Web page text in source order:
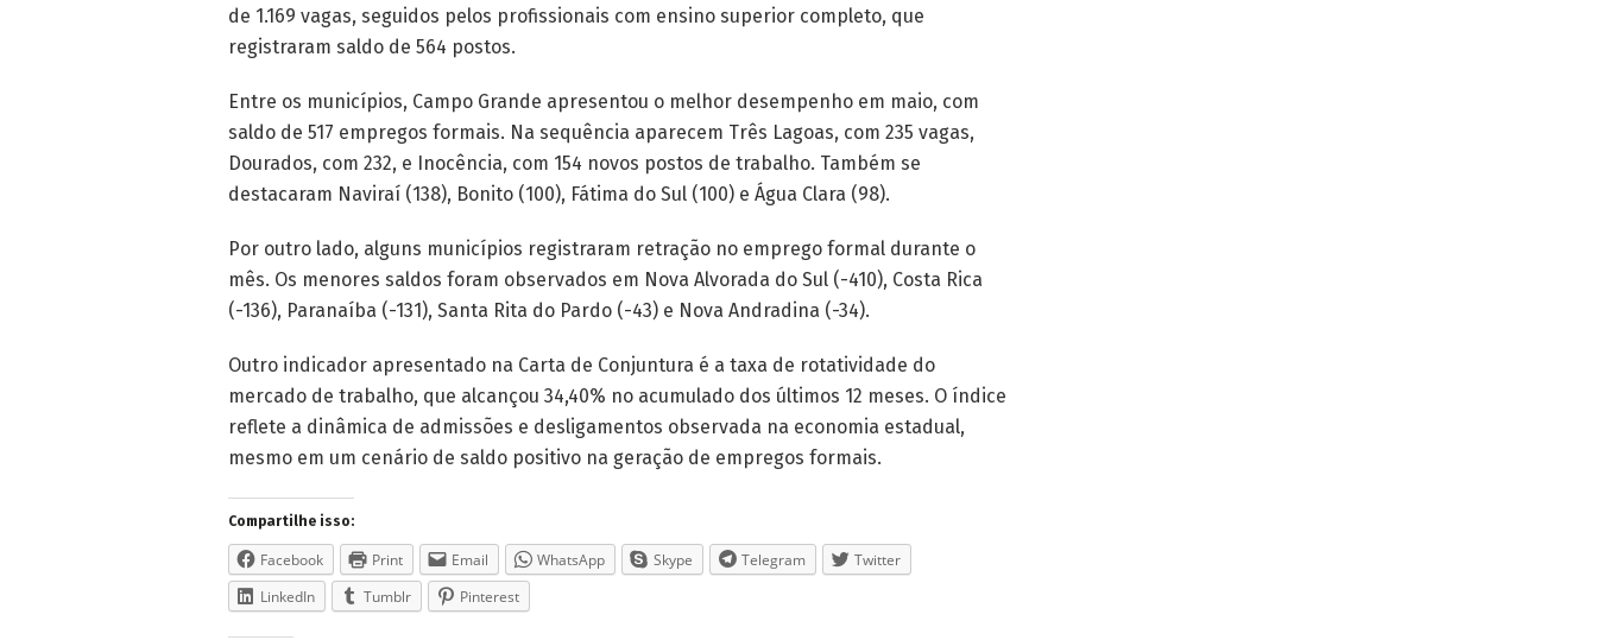
de 1.169 vagas, seguidos pelos profissionais com ensino superior completo, que
registraram saldo de 564 postos.
Entre os municípios, Campo Grande apresentou o melhor desempenho em maio, com
saldo de 517 empregos formais. Na sequência aparecem Três Lagoas, com 235 vagas,
Dourados, com 232, e Inocência, com 154 novos postos de trabalho. Também se
destacaram Naviraí (138), Bonito (100), Fátima do Sul (100) e Água Clara (98).
Por outro lado, alguns municípios registraram retração no emprego formal durante o
mês. Os menores saldos foram observados em Nova Alvorada do Sul (-410), Costa Rica
(-136), Paranaíba (-131), Santa Rita do Pardo (-43) e Nova Andradina (-34).
Outro indicador apresentado na Carta de Conjuntura é a taxa de rotatividade do
mercado de trabalho, que alcançou 34,40% no acumulado dos últimos 12 meses. O índice
reflete a dinâmica de admissões e desligamentos observada na economia estadual,
mesmo em um cenário de saldo positivo na geração de empregos formais.
Compartilhe isso:
Facebook Print Email WhatsApp Skype Telegram
Twitter
LinkedIn
Tumblr Pinterest